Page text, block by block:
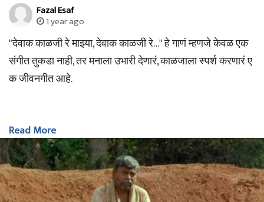
Fazal Esaf
1 year ago
"देवाक काळजी रे माझ्या, देवाक काळजी रे…" हे गाणं म्हणजे केवळ एक
संगीत तुकडा नाही, तर मनाला उभारी देणारं, काळजाला स्पर्श करणारं ए
क जीवनगीत आहे.
---
देवाक काळजी रे – एका आत्मिक प्रेरणेचं स्वरूप
Read More